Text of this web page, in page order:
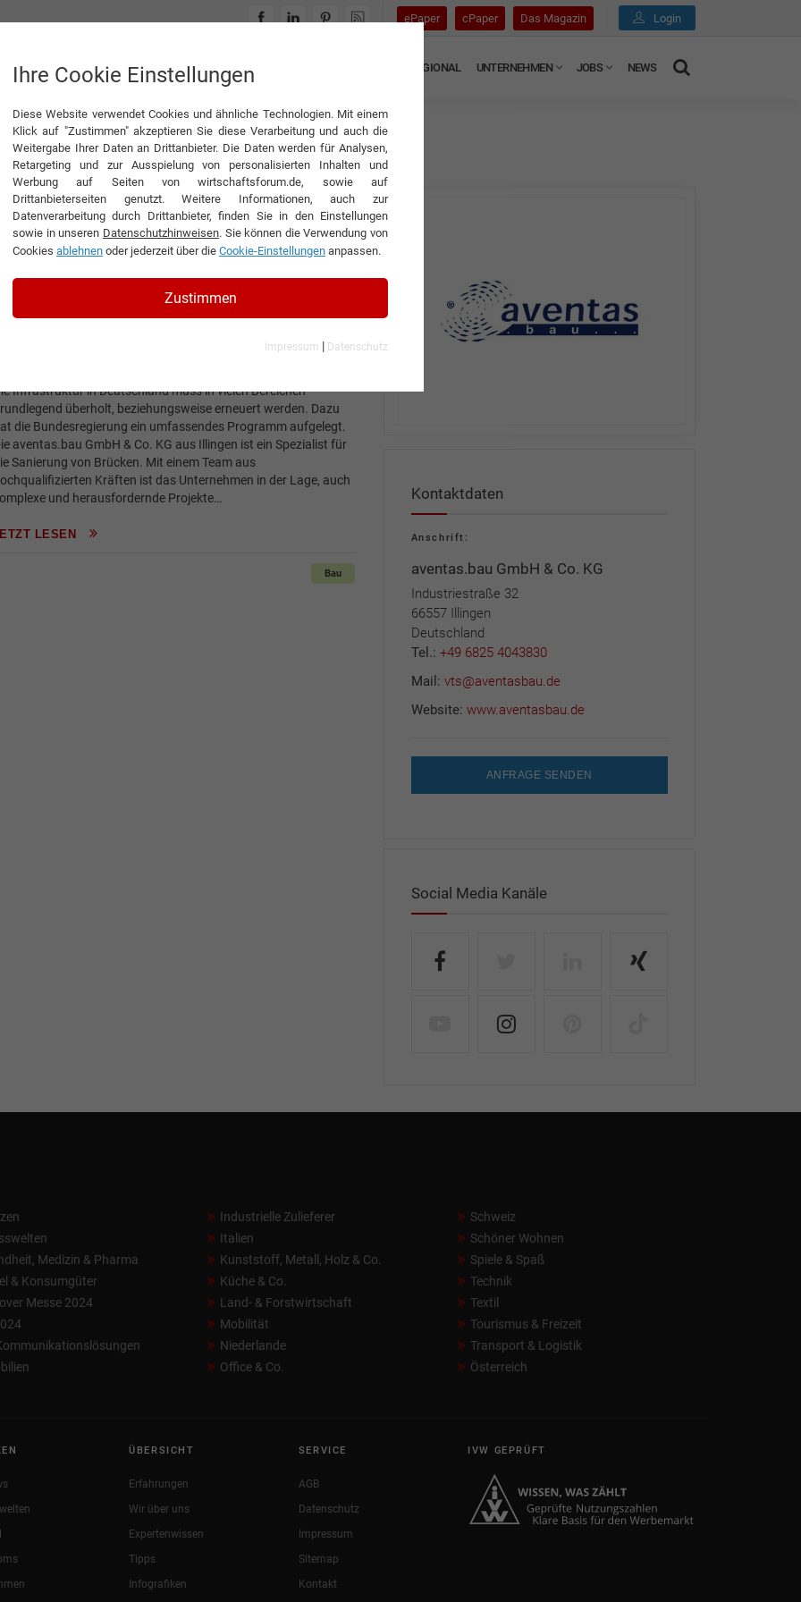
ePaper cPaper Das Magazin Login
INTERVIEWS REGIONAL UNTERNEHMEN JOBS NEWS
GmbH & Co. KG
Interview
Interview mit Dipl.-Ing. Carsten Schade, Geschäftsführer der
Brücken bauen – Welten verbinden
Infrastruktur in Deutschland muss in vielen Bereichen
überholt, beziehungsweise erneuert werden. Dazu
die Bundesregierung ein umfassendes Programm aufgelegt.
aventas.bau GmbH & Co. KG aus Illingen ist ein Spezialist für
Sanierung von Brücken. Mit einem Team aus
Kräften ist das Unternehmen in der Lage, auch
und herausfordernde Projekte…
LESEN
Bau
Kontaktdaten
Anschrift:
aventas.bau GmbH & Co. KG
Industriestraße 32
66557 Illingen
Deutschland
Tel.: +49 6825 4043830
Mail: vts@aventasbau.de
Website: www.aventasbau.de
ANFRAGE SENDEN
Social Media Kanäle
Medizin & Pharma
& Konsumgüter
Messe 2024
Industrielle Zulieferer
Italien
Kunststoff, Metall, Holz & Co.
Küche & Co.
Land- & Forstwirtschaft
Mobilität
Niederlande
Office & Co.
Schweiz
Schöner Wohnen
Spiele & Spaß
Technik
Textil
Tourismus & Freizeit
Transport & Logistik
Österreich
ÜBERSICHT
Erfahrungen
Wir über uns
Expertenwissen
Tipps
Infografiken
SERVICE
AGB
Datenschutz
Impressum
Sitemap
Kontakt
IVW GEPRÜFT
Ihre Cookie Einstellungen
Diese Website verwendet Cookies und ähnliche Technologien. Mit einem
Klick auf "Zustimmen" akzeptieren Sie diese Verarbeitung und auch die
Weitergabe Ihrer Daten an Drittanbieter. Die Daten werden für Analysen,
Retargeting und zur Ausspielung von personalisierten Inhalten und
Werbung auf Seiten von wirtschaftsforum.de, sowie auf
Drittanbieterseiten genutzt. Weitere Informationen, auch zur
Datenverarbeitung durch Drittanbieter, finden Sie in den Einstellungen
sowie in unseren Datenschutzhinweisen. Sie können die Verwendung von
Cookies ablehnen oder jederzeit über die Cookie-Einstellungen anpassen.
Zustimmen
Impressum | Datenschutz